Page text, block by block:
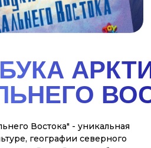
ДОМ И
Я! РОССИЯ - ЭТО МЫ